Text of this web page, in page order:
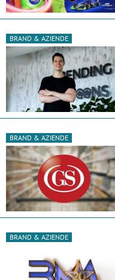
BRAND & AZIENDE
BRAND & AZIENDE
BRAND & AZIENDE